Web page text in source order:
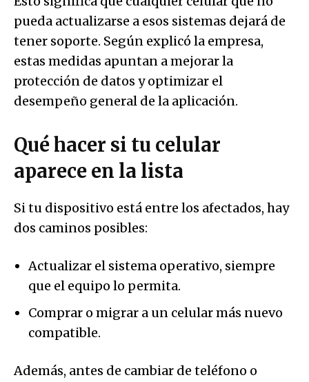
pueda actualizarse a esos sistemas dejará de
tener soporte. Según explicó la empresa,
estas medidas apuntan a mejorar la
protección de datos y optimizar el
desempeño general de la aplicación.
Qué hacer si tu celular
aparece en la lista
Si tu dispositivo está entre los afectados, hay
dos caminos posibles:
Actualizar el sistema operativo, siempre
que el equipo lo permita.
Comprar o migrar a un celular más nuevo
compatible.
Además, antes de cambiar de teléfono o